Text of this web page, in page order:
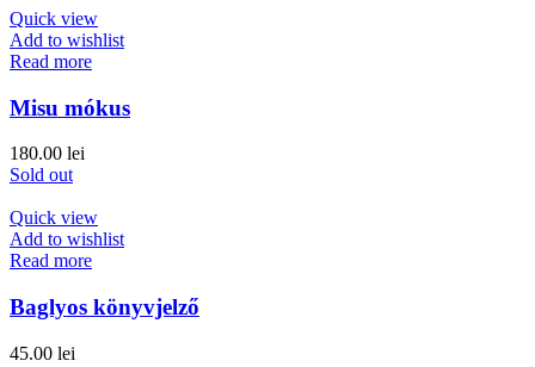
Quick view
Add to wishlist
Read more
Misu mókus
180.00 lei
Sold out
Quick view
Add to wishlist
Read more
Baglyos könyvjelző
45.00 lei